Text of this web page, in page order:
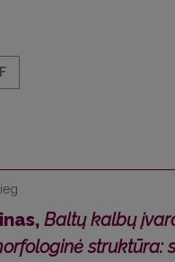
Baltų kalbų
struktūra: